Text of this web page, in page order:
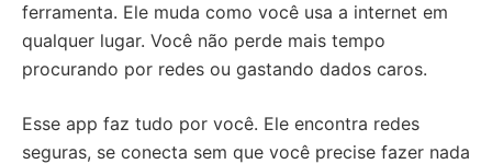
ferramenta. Ele muda como você usa a internet em
qualquer lugar. Você não perde mais tempo
procurando por redes ou gastando dados caros.
Esse app faz tudo por você. Ele encontra redes
seguras, se conecta sem que você precise fazer nada